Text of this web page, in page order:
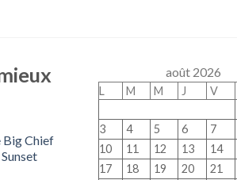
Big Chief
août 2026
L M M J V
3
4 5 6 7
10
11 12 13 14
17
18 19 20 21